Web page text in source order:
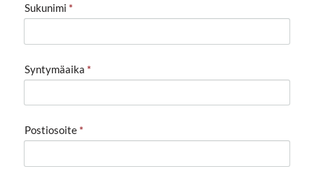
Sukunimi *
Syntymäaika *
Postiosoite *